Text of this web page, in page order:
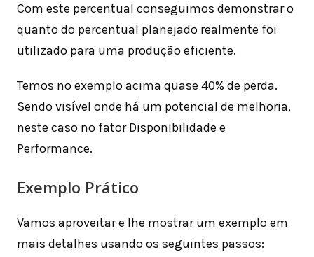
Com este percentual conseguimos demonstrar o
quanto do percentual planejado realmente foi
utilizado para uma produção eficiente.
Temos no exemplo acima quase 40% de perda.
Sendo visível onde há um potencial de melhoria,
neste caso no fator Disponibilidade e
Performance.
Exemplo Prático
Vamos aproveitar e lhe mostrar um exemplo em
mais detalhes usando os seguintes passos: